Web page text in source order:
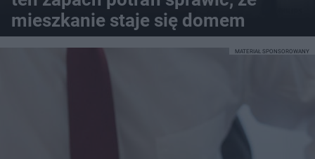
mieszkanie staje się domem
MATERIAŁ SPONSOROWANY